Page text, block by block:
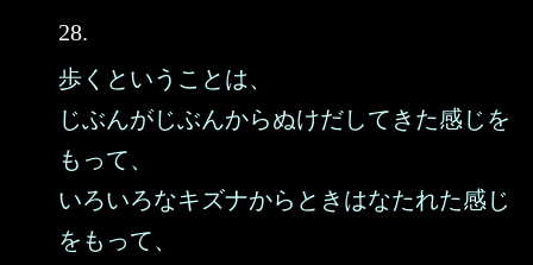
28.
歩くということは、
じぶんがじぶんからぬけだしてきた感じを
もって、
いろいろなキズナからときはなたれた感じ
をもって、